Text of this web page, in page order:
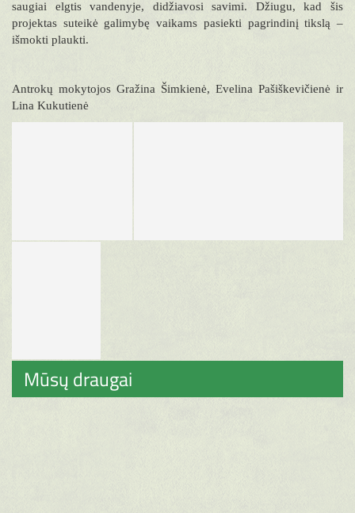
saugiai elgtis vandenyje, didžiavosi savimi. Džiugu, kad šis
projektas suteikė galimybę vaikams pasiekti pagrindinį tikslą –
išmokti plaukti.
Antrokų mokytojos Gražina Šimkienė, Evelina Pašiškevičienė ir
Lina Kukutienė
Mūsų draugai